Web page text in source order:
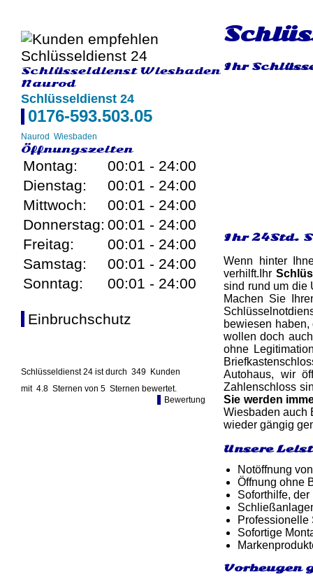
Schlüsseldienst Wiesbaden
Naurod
Schlüsseldienst 24
0176-593.503.05
Naurod Wiesbaden
Öffnungszeiten
Montag:
00:01 - 24:00
Dienstag:
00:01 - 24:00
Mittwoch:
00:01 - 24:00
Donnerstag: 00:01 - 24:00
Freitag:
00:01 - 24:00
Samstag:
00:01 - 24:00
Sonntag:
00:01 - 24:00
Einbruchschutz
Schlüsseldienst 24 ist durch 349 Kunden
mit 4.8 Sternen von 5 Sternen bewertet.
Bewertung
Ihr
Ihr 24Std.
Wenn hinter
verhilft.Ihr
sind rund um die
Machen Sie
bewiesen
wollen doch
ohne
Autohaus, wir
Zahlenschloss
Sie werden
Wiesbaden auch
wieder gängig
Unsere
Notöffnung
Öffnung ohne
Soforthilfe,
Professionelle
Sofortige
Vorbeugen